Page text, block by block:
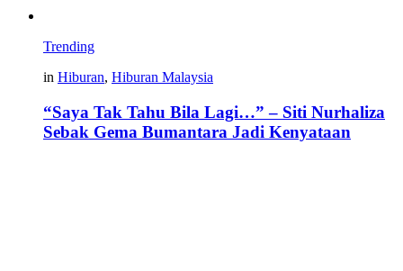
Trending
in Hiburan, Hiburan Malaysia
“Saya Tak Tahu Bila Lagi…” – Siti Nurhaliza
Sebak Gema Bumantara Jadi Kenyataan